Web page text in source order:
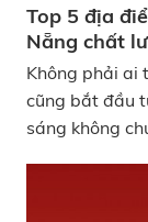
Top 5 địa
Nẵng chất
Không phải ai
cũng bắt đầu
sáng không
tìm hiểu nơi